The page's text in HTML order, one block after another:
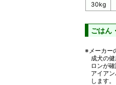
30kg
ごはん
※メーカー
成犬の
ロンが確
アイア
します。